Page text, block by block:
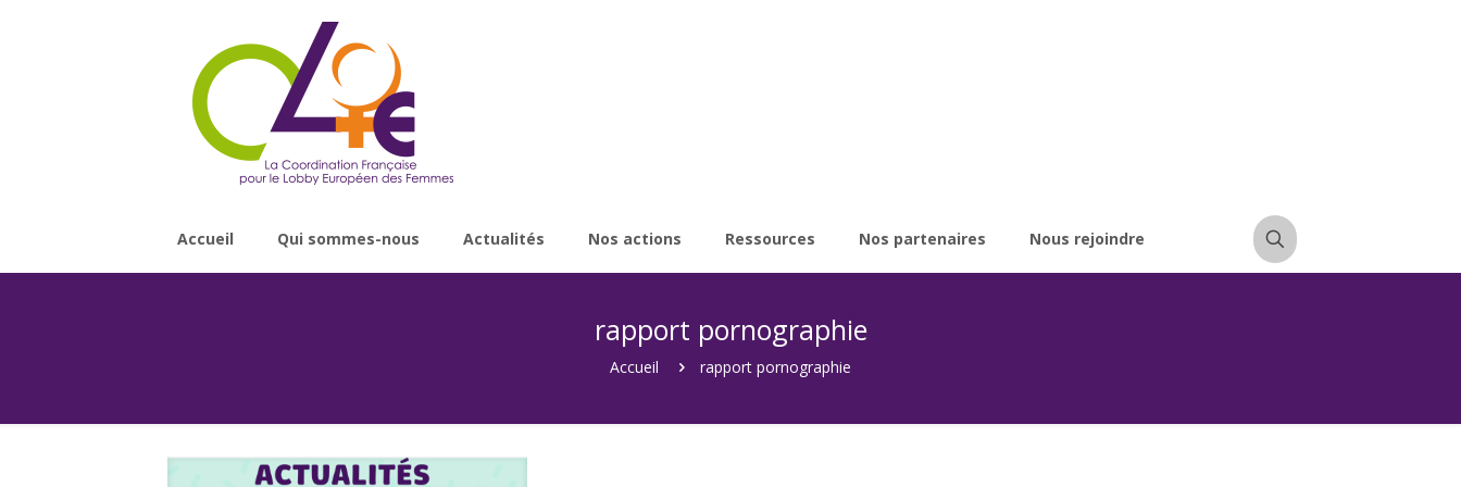
Accueil Qui sommes-nous Actualités Nos actions Ressources Nos partenaires Nous rejoindre
rapport pornographie
Accueil rapport pornographie